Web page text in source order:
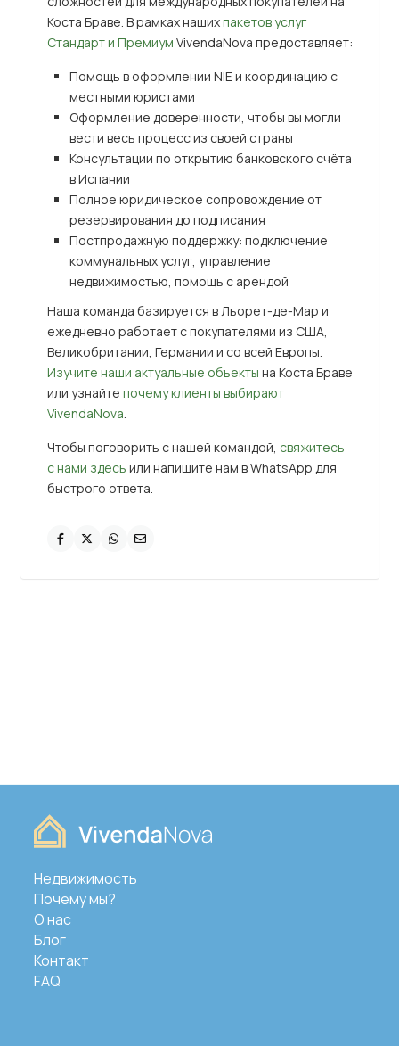
Коста Браве. В рамках нашихпакетов услуг
Стандарт и Премиум VivendaNova предоставляет:
Помощь в оформлении NIE и координацию с
местными юристами
Оформление доверенности, чтобы вы могли
вести весь процесс из своей страны
Консультации по открытию банковского счёта
в Испании
Полное юридическое сопровождение от
резервирования до подписания
Постпродажную поддержку: подключение
коммунальных услуг, управление
недвижимостью, помощь с арендой
Наша команда базируется в Льорет-де-Мар и
ежедневно работает с покупателями из США,
Великобритании, Германии и со всей Европы.
Изучите наши актуальные объекты на Коста Браве
или узнайте почему клиенты выбирают
VivendaNova.
Чтобы поговорить с нашей командой, свяжитесь
с нами здесь или напишите нам в WhatsApp для
быстрого ответа.
Недвижимость
Почему мы?
О нас
Блог
Контакт
FAQ